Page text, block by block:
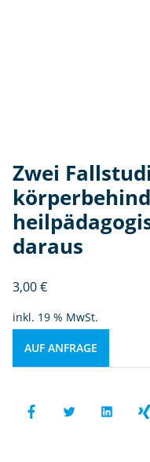
Zwei
daraus
3,00€
inkl. 19 % MwSt.
AUF ANFRAGE